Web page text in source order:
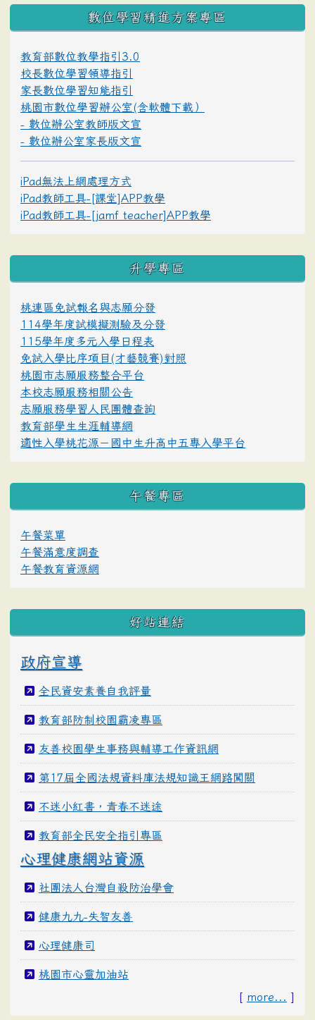
數位學習精進方案專區
教育部數位教學指引3.0
校長數位學習領導指引
家長數位學習知能指引
桃園市數位學習辦公室(含軟體下載）
- 數位辦公室教師版文宣
- 數位辦公室家長版文宣
iPad無法上網處理方式
iPad教師工具-[課堂]APP教學
iPad教師工具-[jamf teacher]APP教學
升學專區
桃連區免試報名與志願分發
114學年度試模擬測驗及分發
115學年度多元入學日程表
免試入學比序項目(才藝競賽)對照
桃園市志願服務整合平台
本校志願服務相關公告
志願服務學習人民團體查詢
教育部學生生涯輔導網
適性入學桃花源－國中生升高中五專入學平台
午餐專區
午餐菜單
午餐滿意度調查
午餐教育資源網
好站連結
政府宣導
全民資安素養自我評量
教育部防制校園霸凌專區
友善校園學生事務與輔導工作資訊網
第17屆全國法規資料庫法規知識王網路闖關
不迷小紅書，青春不迷途
教育部全民安全指引專區
心理健康網站資源
社團法人台灣自殺防治學會
健康九九-失智友善
心理健康司
桃園市心靈加油站
[ more... ]